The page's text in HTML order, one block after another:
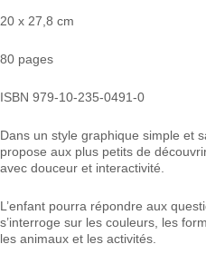
20 x 27,8 cm
80 pages
ISBN 979-10-235-0491-0
Dans un style graphique simple et
propose aux plus petits de
avec douceur et interactivité.
L’enfant pourra répondre aux
s’interroge sur les couleurs, les
les animaux et les activités.